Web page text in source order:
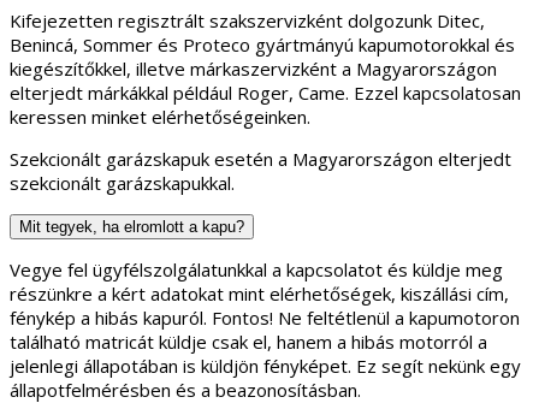
Kifejezetten regisztrált szakszervizként dolgozunk Ditec,
Benincá, Sommer és Proteco gyártmányú kapumotorokkal és
kiegészítőkkel, illetve márkaszervizként a Magyarországon
elterjedt márkákkal például Roger, Came. Ezzel kapcsolatosan
keressen minket elérhetőségeinken.
Szekcionált garázskapuk esetén a Magyarországon elterjedt
szekcionált garázskapukkal.
Mit tegyek, ha elromlott a kapu?
Vegye fel ügyfélszolgálatunkkal a kapcsolatot és küldje meg
részünkre a kért adatokat mint elérhetőségek, kiszállási cím,
fénykép a hibás kapuról. Fontos! Ne feltétlenül a kapumotoron
található matricát küldje csak el, hanem a hibás motorról a
jelenlegi állapotában is küldjön fényképet. Ez segít nekünk egy
állapotfelmérésben és a beazonosításban.